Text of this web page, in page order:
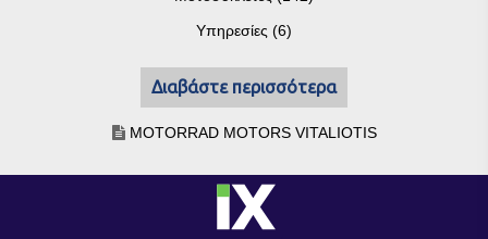
Υπηρεσίες (6)
Διαβάστε περισσότερα
MOTORRAD MOTORS VITALIOTIS